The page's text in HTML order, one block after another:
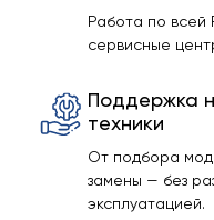
Работа по всей
сервисные
Поддержка
техники
От подбора
замены — без
эксплуатацией.